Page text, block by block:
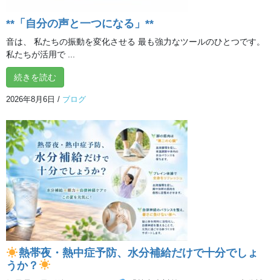
イルチブレインヨガのふりふりダ
イエット
こんにちは。
ス。
今回は、背中のシェイプとバストアップ！
イルチブレインヨガのふりふりダイエット「腕後方ふりふり」
**「自分の声と一つになる」**
音は、 私たちの振動を変化させる 最も強力なツールのひとつです。
私たちが活用で ...
続きを読む
2026年8月6日 / ブログ
熱帯夜・熱中症予防、水分補給だけで十分でしょ
うか？